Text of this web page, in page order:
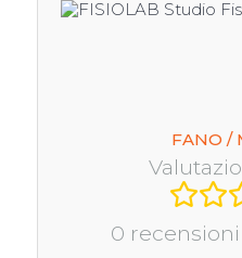
FANO /
0